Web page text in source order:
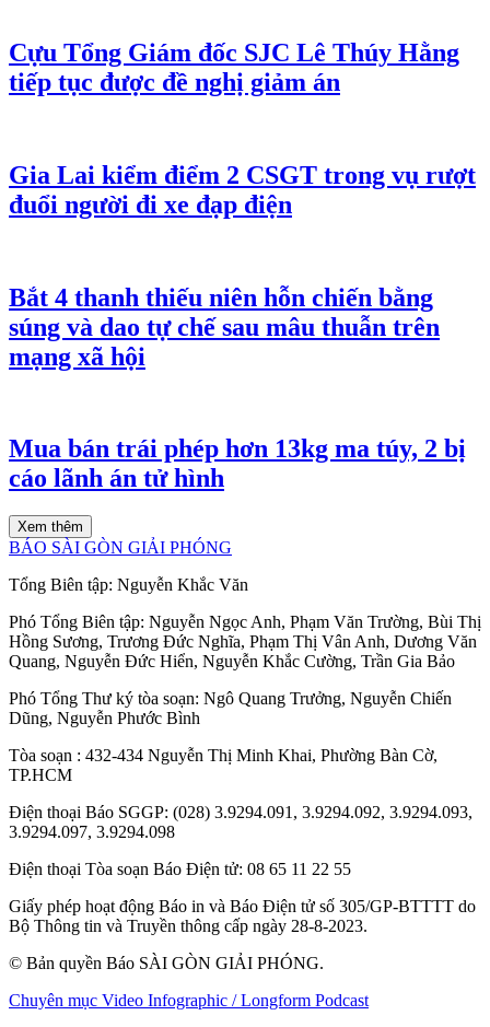
Cựu Tổng Giám đốc SJC Lê Thúy Hằng
tiếp tục được đề nghị giảm án
Gia Lai kiểm điểm 2 CSGT trong vụ rượt
đuổi người đi xe đạp điện
Bắt 4 thanh thiếu niên hỗn chiến bằng
súng và dao tự chế sau mâu thuẫn trên
mạng xã hội
Mua bán trái phép hơn 13kg ma túy, 2 bị
cáo lãnh án tử hình
Xem thêm
BÁO SÀI GÒN GIẢI PHÓNG
Tổng Biên tập: Nguyễn Khắc Văn
Phó Tổng Biên tập: Nguyễn Ngọc Anh, Phạm Văn Trường, Bùi Thị
Hồng Sương, Trương Đức Nghĩa, Phạm Thị Vân Anh, Dương Văn
Quang, Nguyễn Đức Hiển, Nguyễn Khắc Cường, Trần Gia Bảo
Phó Tổng Thư ký tòa soạn: Ngô Quang Trưởng, Nguyễn Chiến
Dũng, Nguyễn Phước Bình
Tòa soạn : 432-434 Nguyễn Thị Minh Khai, Phường Bàn Cờ,
TP.HCM
Điện thoại Báo SGGP: (028) 3.9294.091, 3.9294.092, 3.9294.093,
3.9294.097, 3.9294.098
Điện thoại Tòa soạn Báo Điện tử: 08 65 11 22 55
Giấy phép hoạt động Báo in và Báo Điện tử số 305/GP-BTTTT do
Bộ Thông tin và Truyền thông cấp ngày 28-8-2023.
© Bản quyền Báo SÀI GÒN GIẢI PHÓNG.
Chuyên mục Video Infographic / Longform Podcast